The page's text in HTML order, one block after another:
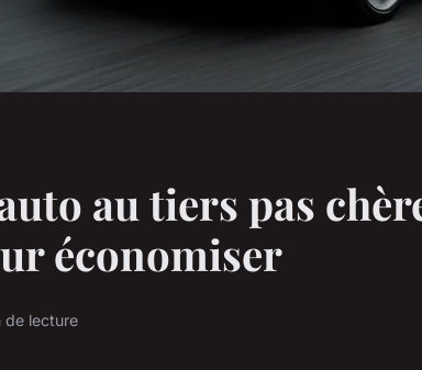
au tiers pas
économiser
de lecture